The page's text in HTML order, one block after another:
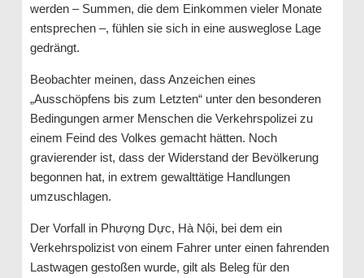
werden – Summen, die dem Einkommen vieler Monate
entsprechen –, fühlen sie sich in eine ausweglose Lage
gedrängt.
Beobachter meinen, dass Anzeichen eines
„Ausschöpfens bis zum Letzten“ unter den besonderen
Bedingungen armer Menschen die Verkehrspolizei zu
einem Feind des Volkes gemacht hätten. Noch
gravierender ist, dass der Widerstand der Bevölkerung
begonnen hat, in extrem gewalttätige Handlungen
umzuschlagen.
Der Vorfall in Phượng Dực, Hà Nội, bei dem ein
Verkehrspolizist von einem Fahrer unter einen fahrenden
Lastwagen gestoßen wurde, gilt als Beleg für den